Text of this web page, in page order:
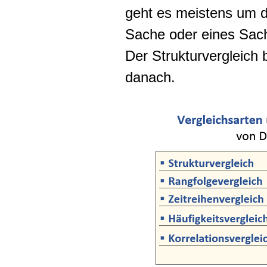
geht es meistens um
Sache oder eines
Der Strukturvergleich
danach.